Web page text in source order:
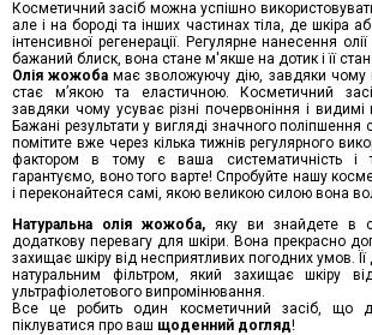
Косметичний засіб можна успішно
але і на бороді та інших частинах тіла, де шкіра
інтенсивної регенерації. Регулярне нанесення олії
бажаний блиск, вона стане м'якше на дотик іїї
Олія жожобамає зволожуючу дію, завдяки чому
стає м’якоюта еластичною. Косметичний
завдяки чому усуває різні почервоніння і видимі
Бажані результатиу вигляді значного поліпшення
помітите вже через кілька тижнів регулярного
факторомв томує ваша систематичність і
гарантуємо, воно того варте! Спробуйте нашу
і переконайтеся самі, якою великою силою вона
Натуральна олія жожоба, яку ви знайдете в
додаткову перевагу для шкіри. Вона прекрасно
захищає шкіру від несприятливих погодних умов. Її
натуральним фільтром, який захищає шкіру
ультрафіолетового випромінювання.
Все це робить один косметичний засіб, що
піклуватися про ваш щоденний догляд!